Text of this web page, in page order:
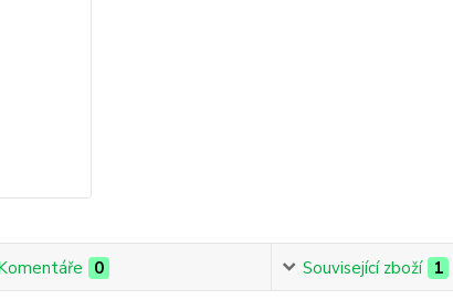
0 Související zboží 1